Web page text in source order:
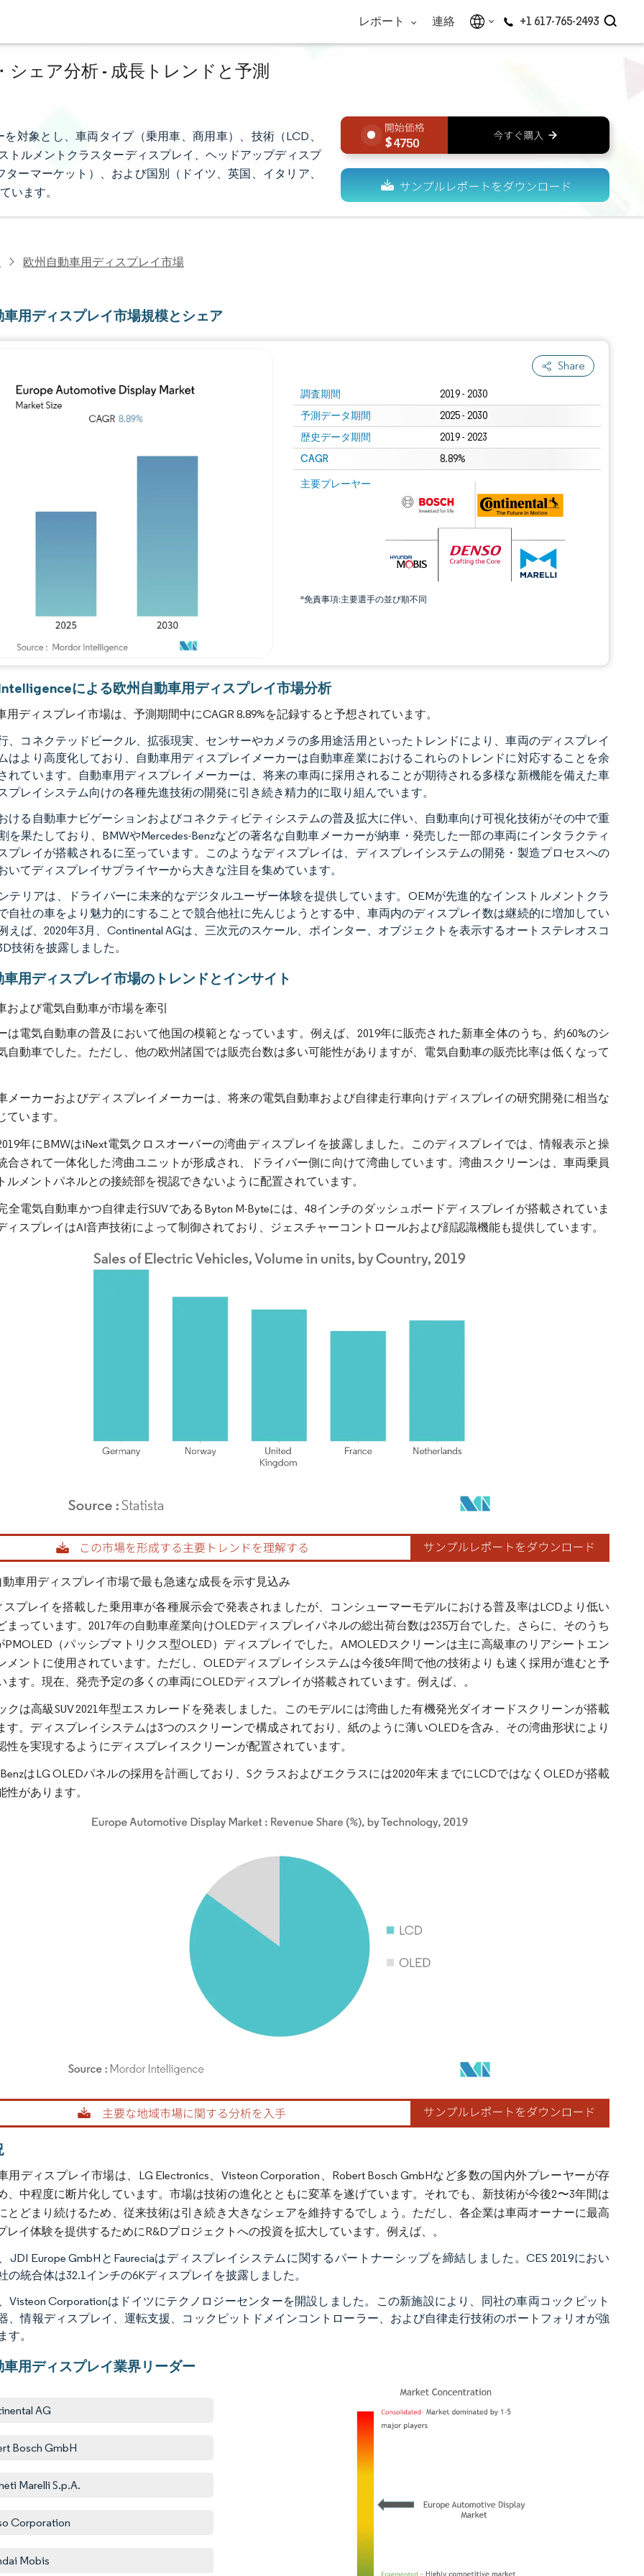
レポート 連絡 +1 617-765-2493
ェア分析 - 成長トレンドと予測
対象とし、車両タイプ（乗用車、商用車）、技術（LCD、
ルメントクラスターディスプレイ、ヘッドアップディスプ
ーマーケット）、および国別（ドイツ、英国、イタリア、
います。
4750
欧州自動車用ディスプレイ市場
車用ディスプレイ市場規模とシェア
Share
調査期間 2019 - 2030
予測データ期間 2025 - 2030
歴史データ期間 2019 - 2023
CAGR 8.89%
主要プレーヤー
*免責事項:主要選手の並び順不同
による欧州自動車用ディスプレイ市場分析
用ディスプレイ市場は、予測期間中にCAGR 8.89%を記録すると予想されています。
、コネクテッドビークル、拡張現実、センサーやカメラの多用途活用といったトレンドにより、車両のディスプレイ
はより高度化しており、自動車用ディスプレイメーカーは自動車産業におけるこれらのトレンドに対応することを余
れています。自動車用ディスプレイメーカーは、将来の車両に採用されることが期待される多様な新機能を備えた車
プレイシステム向けの各種先進技術の開発に引き続き精力的に取り組んでいます。
ける自動車ナビゲーションおよびコネクティビティシステムの普及拡大に伴い、自動車向け可視化技術がその中で重
を果たしており、BMWやMercedes-Benzなどの著名な自動車メーカーが納車・発売した一部の車両にインタラクティ
プレイが搭載されるに至っています。このようなディスプレイは、ディスプレイシステムの開発・製造プロセスへの
いてディスプレイサプライヤーから大きな注目を集めています。
テリアは、ドライバーに未来的なデジタルユーザー体験を提供しています。OEMが先進的なインストルメントクラ
自社の車をより魅力的にすることで競合他社に先んじようとする中、車両内のディスプレイ数は継続的に増加してい
えば、2020年3月、Continental AGは、三次元のスケール、ポインター、オブジェクトを表示するオートステレオスコ
技術を披露しました。
車用ディスプレイ市場のトレンドとインサイト
および電気自動車が市場を牽引
は電気自動車の普及において他国の模範となっています。例えば、2019年に販売された新車全体のうち、約60%のシ
自動車でした。ただし、他の欧州諸国では販売台数は多い可能性がありますが、電気自動車の販売比率は低くなって
メーカーおよびディスプレイメーカーは、将来の電気自動車および自律走行車向けディスプレイの研究開発に相当な
ています。
年にBMWはiNext電気クロスオーバーの湾曲ディスプレイを披露しました。このディスプレイでは、情報表示と操
合されて一体化した湾曲ユニットが形成され、ドライバー側に向けて湾曲しています。湾曲スクリーンは、車両乗員
ルメントパネルとの接続部を視認できないように配置されています。
全電気自動車かつ自律走行SUVであるByton M-Byteには、48インチのダッシュボードディスプレイが搭載されていま
ィスプレイはAI音声技術によって制御されており、ジェスチャーコントロールおよび顔認識機能も提供しています。
Intelligence。再利用にはCC BY 4.0の表示が必要です。
動車用ディスプレイ市場で最も急速な成長を示す見込み
スプレイを搭載した乗用車が各種展示会で発表されましたが、コンシューマーモデルにおける普及率はLCDより低い
まっています。2017年の自動車産業向けOLEDディスプレイパネルの総出荷台数は235万台でした。さらに、そのうち
PMOLED（パッシブマトリクス型OLED）ディスプレイでした。AMOLEDスクリーンは主に高級車のリアシートエン
メントに使用されています。ただし、OLEDディスプレイシステムは今後5年間で他の技術よりも速く採用が進むと予
ます。現在、発売予定の多くの車両にOLEDディスプレイが搭載されています。例えば、。
クは高級SUV 2021年型エスカレードを発表しました。このモデルには湾曲した有機発光ダイオードスクリーンが搭載
す。ディスプレイシステムは3つのスクリーンで構成されており、紙のように薄いOLEDを含み、その湾曲形状により
性を実現するようにディスプレイスクリーンが配置されています。
BenzはLG OLEDパネルの採用を計画しており、Sクラスおよびエクラスには2020年末までにLCDではなくOLEDが搭載
性があります。
Intelligence。再利用にはCC BY 4.0の表示が必要です。
用ディスプレイ市場は、LG Electronics、Visteon Corporation、Robert Bosch GmbHなど多数の国内外プレーヤーが存
、中程度に断片化しています。市場は技術の進化とともに変革を遂げています。それでも、新技術が今後2〜3年間は
とどまり続けるため、従来技術は引き続き大きなシェアを維持するでしょう。ただし、各企業は車両オーナーに最高
レイ体験を提供するためにR&Dプロジェクトへの投資を拡大しています。例えば、。
JDI Europe GmbHとFaureciaはディスプレイシステムに関するパートナーシップを締結しました。CES 2019におい
の統合体は32.1インチの6Kディスプレイを披露しました。
Visteon Corporationはドイツにテクノロジーセンターを開設しました。この新施設により、同社の車両コックピット
、情報ディスプレイ、運転支援、コックピットドメインコントローラー、および自律走行技術のポートフォリオが強
す。
車用ディスプレイ業界リーダー
AG
Bosch GmbH
Marelli S.p.A.
Corporation
Mobis